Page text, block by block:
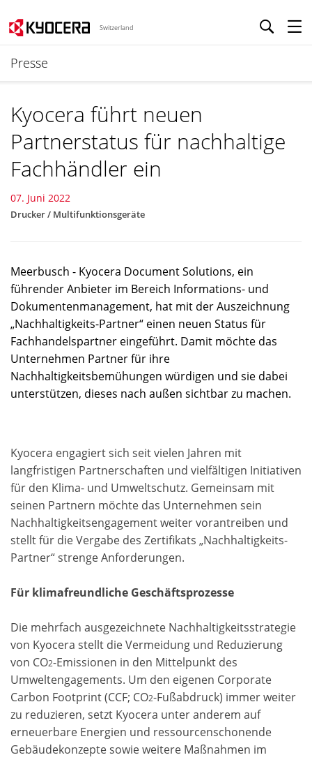
Switzerland
Presse
Kyocera führt neuen
Partnerstatus für nachhaltige
Fachhändler ein
07. Juni 2022
Drucker / Multifunktionsgeräte
Meerbusch - Kyocera Document Solutions, ein
führender Anbieter im Bereich Informations- und
Dokumentenmanagement, hat mit der Auszeichnung
„Nachhaltigkeits-Partner“ einen neuen Status für
Fachhandelspartner eingeführt. Damit möchte das
Unternehmen Partner für ihre
Nachhaltigkeitsbemühungen würdigen und sie dabei
unterstützen, dieses nach außen sichtbar zu machen.
Kyocera engagiert sich seit vielen Jahren mit
langfristigen Partnerschaften und vielfältigen Initiativen
für den Klima- und Umweltschutz. Gemeinsam mit
seinen Partnern möchte das Unternehmen sein
Nachhaltigkeitsengagement weiter vorantreiben und
stellt für die Vergabe des Zertifikats „Nachhaltigkeits-
Partner“ strenge Anforderungen.
Für klimafreundliche Geschäftsprozesse
Die mehrfach ausgezeichnete Nachhaltigkeitsstrategie
von Kyocera stellt die Vermeidung und Reduzierung
von CO2-Emissionen in den Mittelpunkt des
Umweltengagements. Um den eigenen Corporate
Carbon Footprint (CCF; CO2-Fußabdruck) immer weiter
zu reduzieren, setzt Kyocera unter anderem auf
erneuerbare Energien und ressourcenschonende
Gebäudekonzepte sowie weitere Maßnahmen im